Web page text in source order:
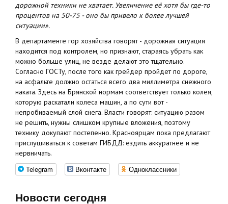
дорожной техники не хватает. Увеличение её хотя бы где-то
процентов на 50-75 - оно бы привело к более лучшей
ситуации».
В департаменте гор хозяйства говорят - дорожная ситуация
находится под контролем, но признают, стараясь убрать как
можно больше улиц, не везде делают это тщательно.
Согласно ГОСТу, после того как грейдер пройдет по дороге,
на асфальте должно остаться всего два миллиметра снежного
наката. Здесь на Брянской нормам соответствует только колея,
которую раскатали колеса машин, а по сути вот -
непробиваемый слой снега. Власти говорят: ситуацию разом
не решить, нужны слишком крупные вложения, поэтому
технику докупают постепенно. Красноярцам пока предлагают
прислушиваться к советам ГИБДД: ездить аккуратнее и не
нервничать.
Telegram Вконтакте Одноклассники
Новости сегодня